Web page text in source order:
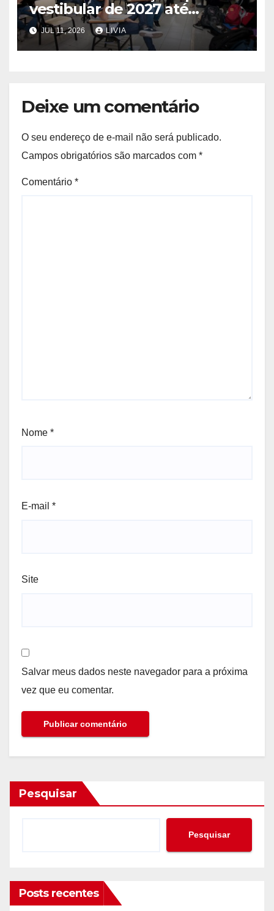
vestibular de 2027 até
domingo
JUL 11, 2026 LIVIA
Deixe um comentário
O seu endereço de e-mail não será publicado.
Campos obrigatórios são marcados com *
Comentário *
Nome *
E-mail *
Site
Salvar meus dados neste navegador para a próxima
vez que eu comentar.
Pesquisar
Pesquisar
Posts recentes